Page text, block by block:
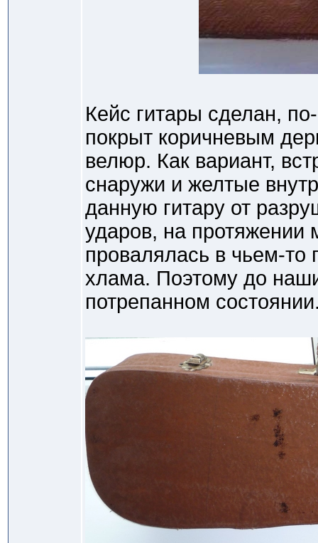
Кейс гитары сделан,
покрыт коричневым
велюр. Как вариант,
снаружи и желтые
данную гитару от
ударов, на протяжении
провалялась в чьем-то
хлама. Поэтому до
потрепанном